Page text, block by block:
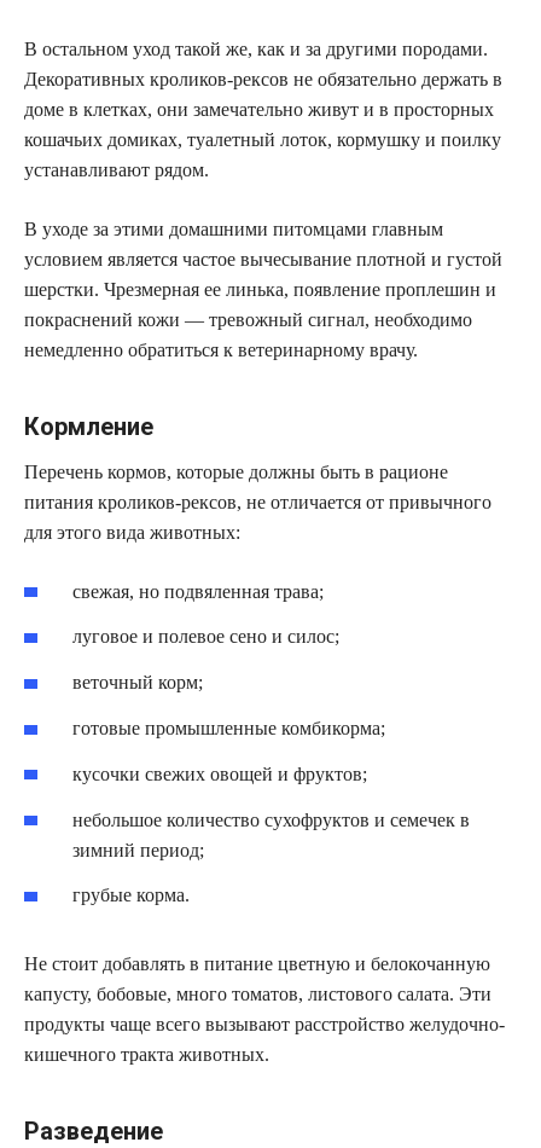
В остальном уход такой же, как и за другими породами.
Декоративных кроликов-рексов не обязательно держать в
доме в клетках, они замечательно живут и в просторных
кошачьих домиках, туалетный лоток, кормушку и поилку
устанавливают рядом.
В уходе за этими домашними питомцами главным
условием является частое вычесывание плотной и густой
шерстки. Чрезмерная ее линька, появление проплешин и
покраснений кожи — тревожный сигнал, необходимо
немедленно обратиться к ветеринарному врачу.
Кормление
Перечень кормов, которые должны быть в рационе
питания кроликов-рексов, не отличается от привычного
для этого вида животных:
свежая, но подвяленная трава;
луговое и полевое сено и силос;
веточный корм;
готовые промышленные комбикорма;
кусочки свежих овощей и фруктов;
небольшое количество сухофруктов и семечек в
зимний период;
грубые корма.
Не стоит добавлять в питание цветную и белокочанную
капусту, бобовые, много томатов, листового салата. Эти
продукты чаще всего вызывают расстройство желудочно-
кишечного тракта животных.
Разведение